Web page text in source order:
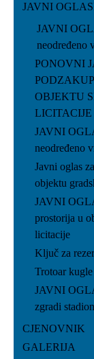
JAVNI
JAVNI
neodređeno
PONOVNI
OBJEKTU
LICITACIJE
JAVNI
neodređeno
Javni oglas
objektu
JAVNI
prostorija u
licitacije
Ključ za
Trotoar kugle
JAVNI
zgradi
CJENOVNIK
GALERIJA